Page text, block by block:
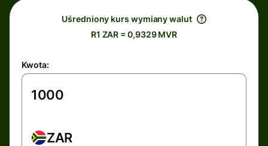
Uśredniony kurs wymiany walut
R1 ZAR = 0,9329 MVR
Kwota:
ZAR